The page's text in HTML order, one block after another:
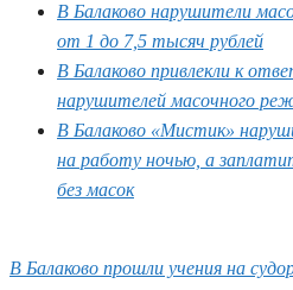
В Балаково нарушители
от 1 до 7,5 тысяч рублей
В Балаково привлекли к
нарушителей масочного
В Балаково «Мистик»
на работу ночью, а
без масок
В Балаково прошли учения на